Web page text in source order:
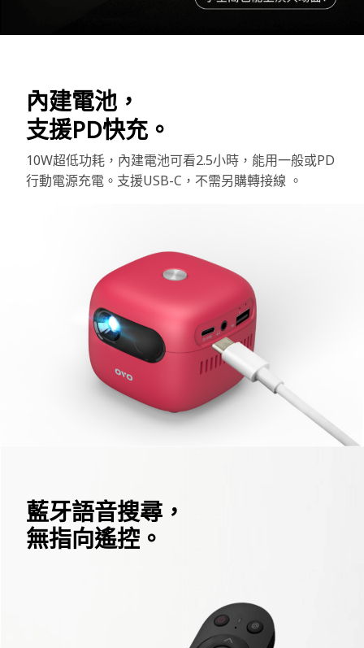
內建電池，
支援PD快充。
10W超低功耗，內建電池可看2.5小時，能用一般或PD
行動電源充電。支援USB-C，不需另購轉接線 。
藍牙語音搜尋，
無指向遙控。